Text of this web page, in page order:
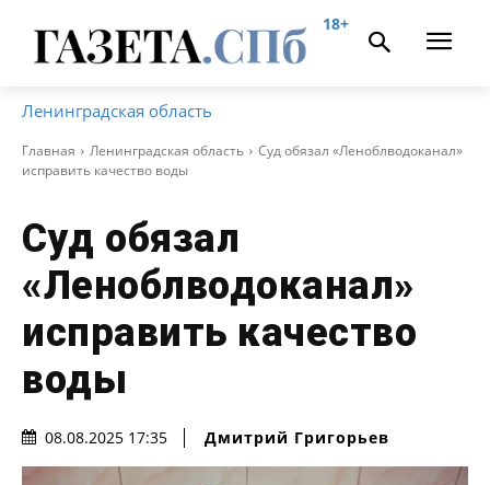
18+
Ленинградская область
Главная Ленинградская область
Суд обязал «Леноблводоканал»
исправить качество воды
Суд обязал
«Леноблводоканал»
исправить качество
воды
08.08.2025 17:35 Дмитрий Григорьев